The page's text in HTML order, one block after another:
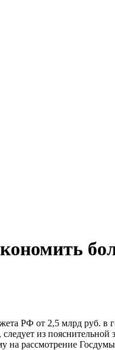
РФ от 2,5 млрд руб. в
из
на рассмотрение